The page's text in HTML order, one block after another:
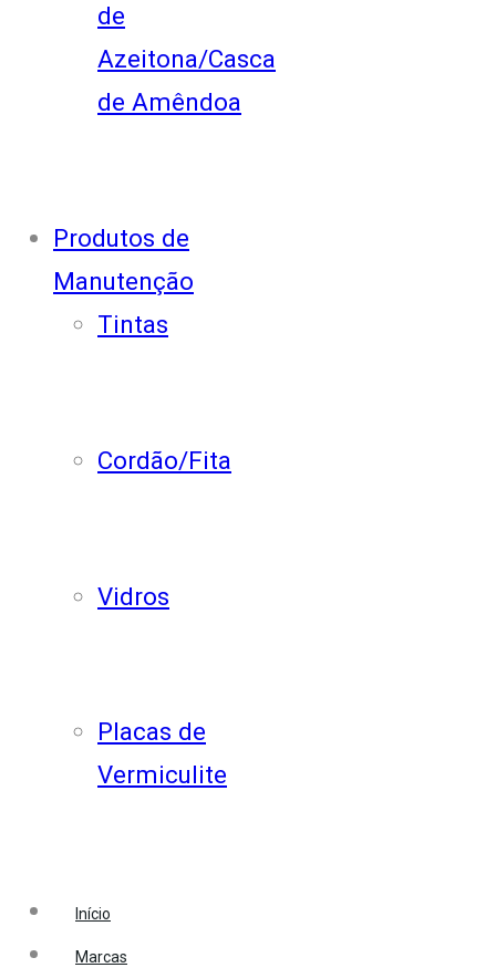
de
Azeitona/Casca
de Amêndoa
Produtos de
Manutenção
Tintas
Cordão/Fita
Vidros
Placas de
Vermiculite
Início
Marcas